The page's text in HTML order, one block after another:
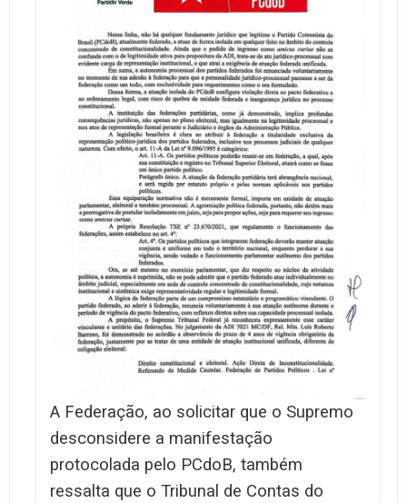
A Federação, ao solicitar que o Supremo
desconsidere a manifestação
protocolada pelo PCdoB, também
ressalta que o Tribunal de Contas do